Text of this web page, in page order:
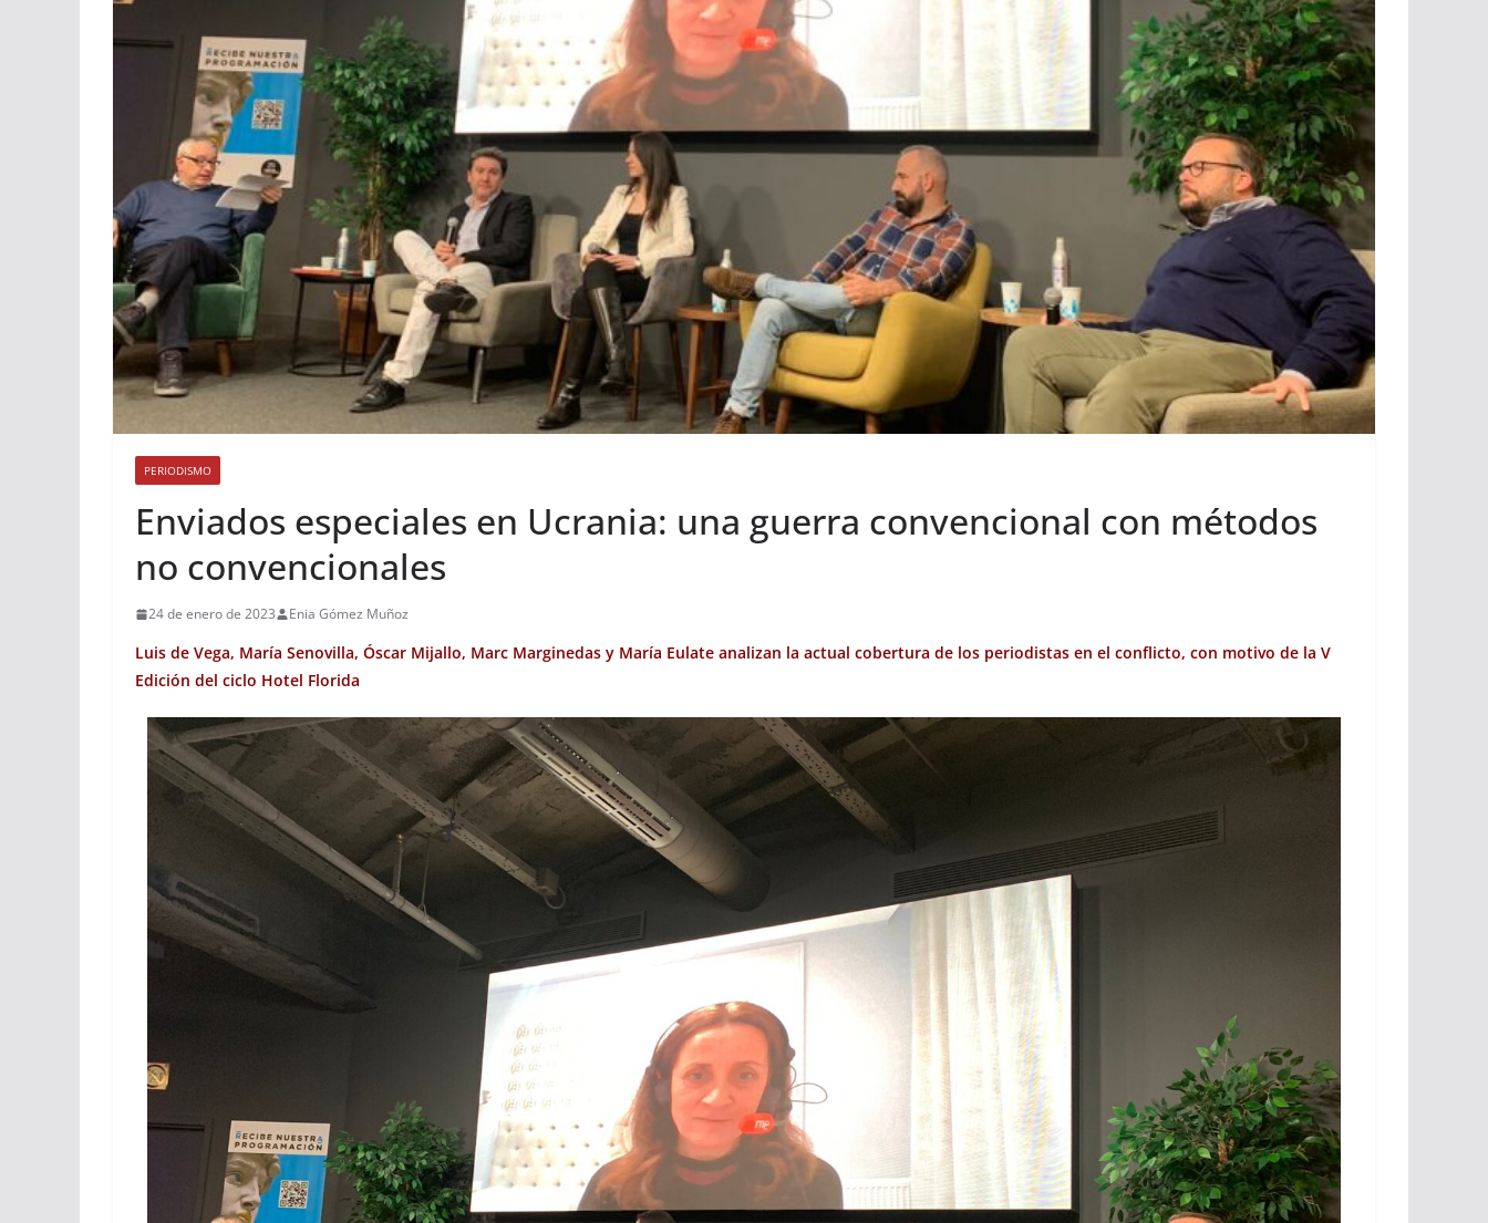
PERIODISMO
Enviados especiales en Ucrania: una guerra convencional con métodos
no convencionales
24 de enero de 2023 Enia Gómez Muñoz
Luis de Vega, María Senovilla, Óscar Mijallo, Marc Marginedas y María Eulate analizan la actual cobertura de los periodistas en el conflicto, con motivo de la V
Edición del ciclo Hotel Florida